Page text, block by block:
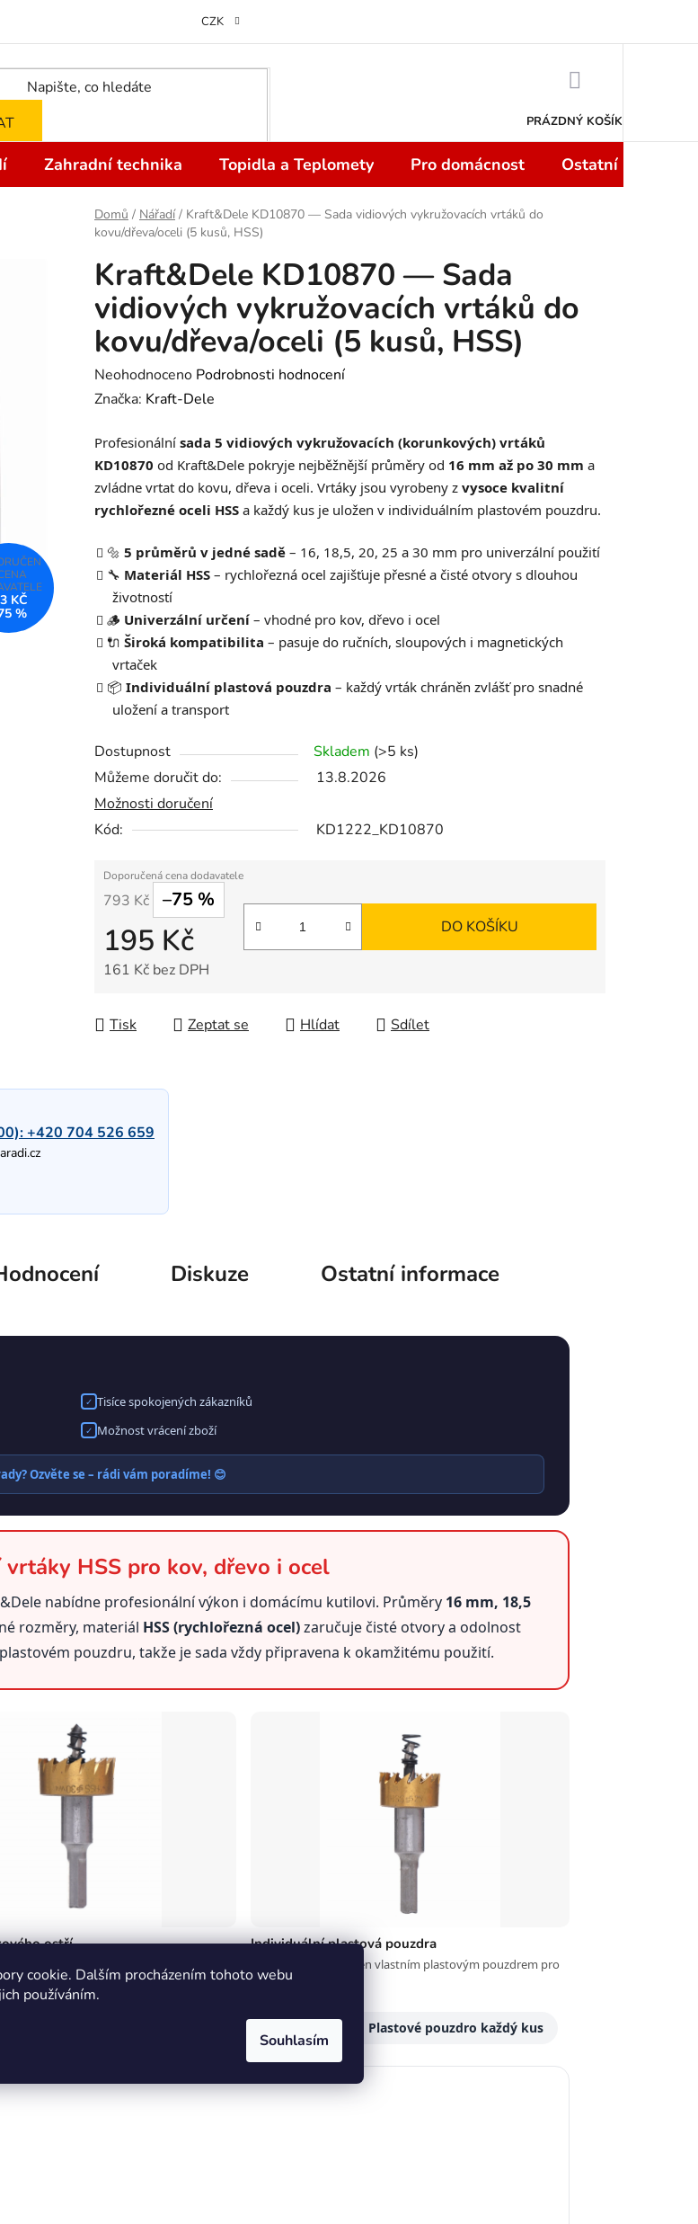
cookie. Dalším procházením tohoto webu
používáním.
Souhlasím
Odstoupení od kupní smlouvy do 14 dní
CZK
PRÁZDNÝ KOŠÍK
Zahradní technika Topidla a Teplomety Pro domácnost Ostatní
Domů / Nářadí / Kraft&Dele KD10870 — Sada vidiových vykružovacích vrtáků do
kovu/dřeva/oceli (5 kusů, HSS)
Kraft&Dele KD10870 — Sada
vidiových vykružovacích vrtáků do
kovu/dřeva/oceli (5 kusů, HSS)
Průměrné
hodnocení
je
0,0
z
5
hvězdiček.
Neohodnoceno Podrobnosti hodnocení
Značka: Kraft-Dele
Profesionální sada 5 vidiových vykružovacích (korunkových) vrtáků
KD10870 od Kraft&Dele pokryje nejběžnější průměry od 16 mm až po 30 mm a
zvládne vrtat do kovu, dřeva i oceli. Vrtáky jsou vyrobeny z vysoce kvalitní
rychlořezné oceli HSS a každý kus je uložen v individuálním plastovém pouzdru.
🔩 5 průměrů v jedné sadě – 16, 18,5, 20, 25 a 30 mm pro univerzální použití
🔧 Materiál HSS – rychlořezná ocel zajišťuje přesné a čisté otvory s dlouhou
životností
🪵 Univerzální určení – vhodné pro kov, dřevo i ocel
🔌 Široká kompatibilita – pasuje do ručních, sloupových i magnetických
vrtaček
📦 Individuální plastová pouzdra – každý vrták chráněn zvlášť pro snadné
uložení a transport
Dostupnost Skladem (>5 ks)
Můžeme doručit do:
13.8.2026
Možnosti doručení
Kód:
KD1222_KD10870
793 Kč –75 %
195 Kč
161 Kč bez DPH
DO KOŠÍKU
Tisk Zeptat se Hlídat Sdílet
KČ
%
+420 704 526 659
Diskuze Ostatní informace
✓ Tisíce spokojených zákazníků
✓ Možnost vrácení zboží
Ozvěte se – rádi vám poradíme! 😊
HSS pro kov, dřevo i ocel
nabídne profesionální výkon i domácímu kutilovi. Průměry 16 mm, 18,5
rozměry, materiál HSS (rychlořezná ocel)zaručuje čisté otvory a odolnost
pouzdru, takže je sada vždy připravena k okamžitému použití.
ostří
zuby z HSS oceli pro čisté a přesné
Individuální plastová pouzdra
Každý vrták je chráněn vlastním plastovým pouzdrem pro
bezpečné uložení.
🧳 Plastové pouzdro každý kus